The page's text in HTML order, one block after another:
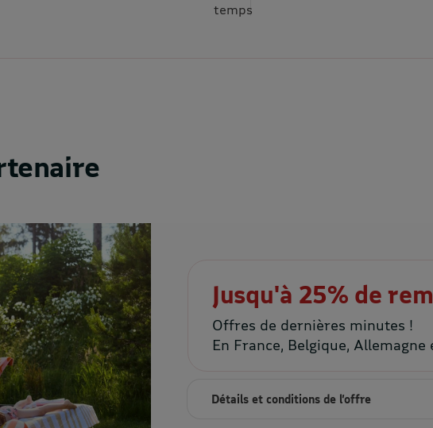
temps
Jusqu'à 25% de
Offres de dernières minutes !
En France, Belgique, Allemagne
Détails et conditions de l’offre